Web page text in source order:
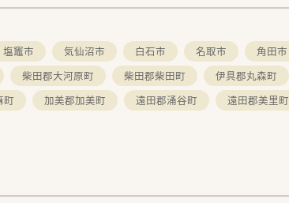
塩竈市 気仙沼市 白石市 名取市
角田市
柴田郡大河原町 柴田郡柴田町
伊具郡丸森町
町 加美郡加美町 遠田郡涌谷町
遠田郡美里町